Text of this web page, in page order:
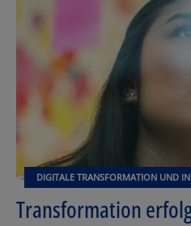
DIGITALE TRANSFORMATION UND
Transformation